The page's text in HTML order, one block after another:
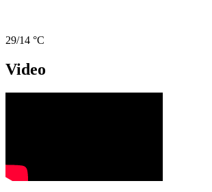
29/14 °C
Video